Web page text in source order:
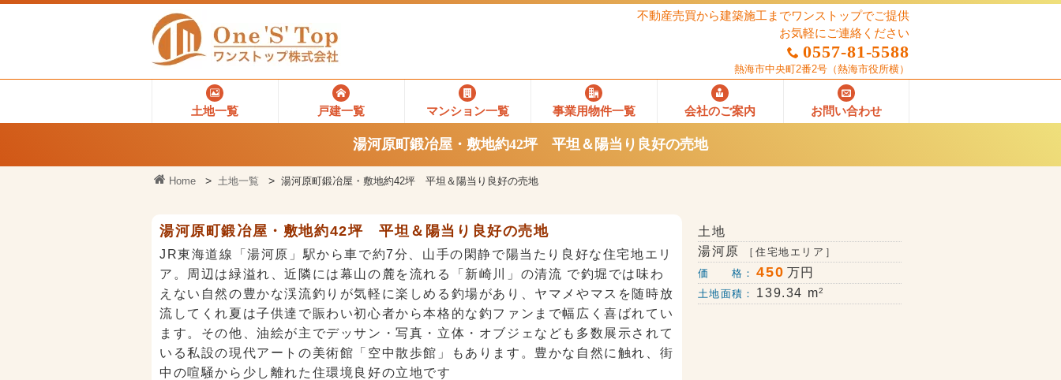
不動産売買から建築施工までワンストップでご提供
お気軽にご連絡ください
0557-81-5588
熱海市中央町2番2号 （熱海市役所横）
土地一覧 戸建一覧 マンション一覧 事業用物件一覧 会社のご案内 お問い合わせ
湯河原町鍛冶屋・敷地約42坪 平坦＆陽当り良好の売地
Home 土地一覧 湯河原町鍛冶屋・敷地約42坪 平坦＆陽当り良好の売地
湯河原町鍛冶屋・敷地約42坪 平坦＆陽当り良好の売地
JR東海道線「湯河原」駅から車で約7分、山手の閑静で陽当たり良好な住宅地エリ
ア。周辺は緑溢れ、近隣には幕山の麓を流れる「新崎川」の清流 で釣堀では味わ
えない自然の豊かな渓流釣りが気軽に楽しめる釣場があり、ヤマメやマスを随時放
流してくれ夏は子供達で賑わい初心者から本格的な釣ファンまで幅広く喜ばれてい
ます。その他、油絵が主でデッサン・写真・立体・オブジェなども多数展示されて
いる私設の現代アートの美術館「空中散歩館」もあります。豊かな自然に触れ、街
中の喧騒から少し離れた住環境良好の立地です
土地
湯河原
［住宅地エリア］
価 格：
450万円
土地面積： 139.34 m2